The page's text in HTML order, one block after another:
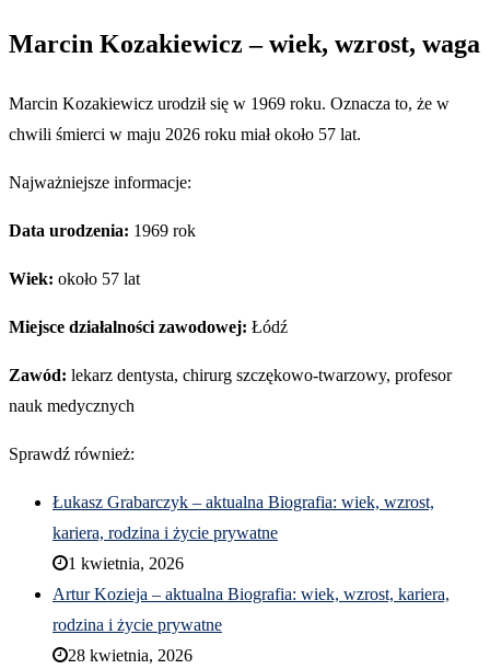
Marcin Kozakiewicz – wiek, wzrost, waga
Marcin Kozakiewicz urodził się w 1969 roku. Oznacza to, że w
chwili śmierci w maju 2026 roku miał około 57 lat.
Najważniejsze informacje:
Data urodzenia: 1969 rok
Wiek: około 57 lat
Miejsce działalności zawodowej: Łódź
Zawód: lekarz dentysta, chirurg szczękowo-twarzowy, profesor
nauk medycznych
Sprawdź również:
Łukasz Grabarczyk – aktualna Biografia: wiek, wzrost,
kariera, rodzina i życie prywatne
1 kwietnia, 2026
Artur Kozieja – aktualna Biografia: wiek, wzrost, kariera,
rodzina i życie prywatne
28 kwietnia, 2026